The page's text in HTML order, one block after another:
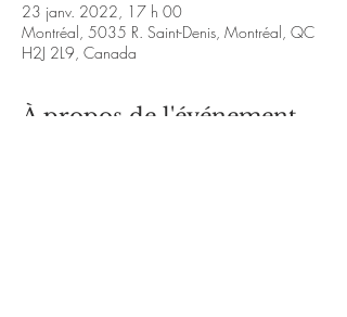
23 janv. 2022, 17 h 00
Montréal, 5035 R. Saint-Denis, Montréal, QC
H2J 2L9, Canada
À propos de l'événement